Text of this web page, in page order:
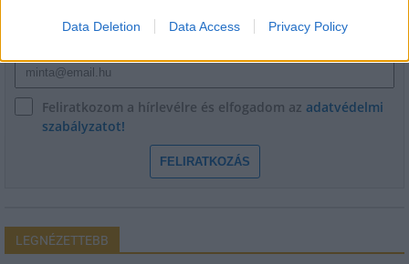
Data Deletion Data Access Privacy Policy
Feliratkozom a hírlevélre és elfogadom az adatvédelmi
szabályzatot!
FELIRATKOZÁS
LEGNÉZETTEBB